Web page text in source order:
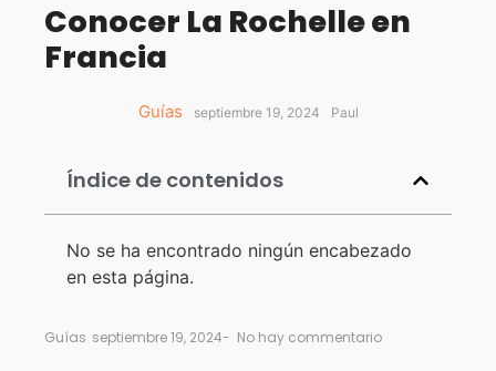
Conocer La Rochelle en
Francia
Guías septiembre 19, 2024 Paul
Índice de contenidos
No se ha encontrado ningún encabezado
en esta página.
Guías septiembre 19, 2024- No hay commentario